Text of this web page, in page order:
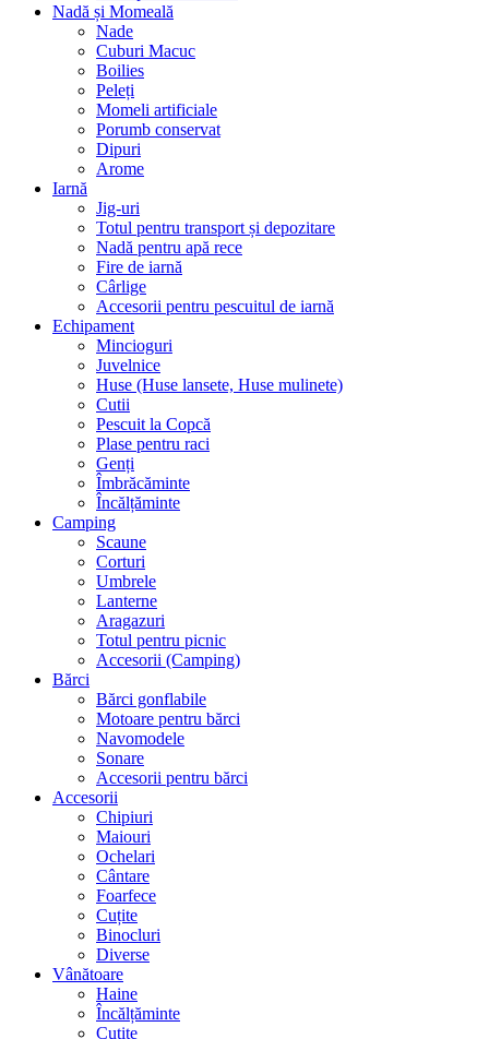
Nadă și Momeală
Nade
Cuburi Macuc
Boilies
Peleți
Momeli artificiale
Porumb conservat
Dipuri
Arome
Iarnă
Jig-uri
Totul pentru transport și depozitare
Nadă pentru apă rece
Fire de iarnă
Cârlige
Accesorii pentru pescuitul de iarnă
Echipament
Mincioguri
Juvelnice
Huse (Huse lansete, Huse mulinete)
Cutii
Pescuit la Copcă
Plase pentru raci
Genți
Îmbrăcăminte
Încălțăminte
Camping
Scaune
Corturi
Umbrele
Lanterne
Aragazuri
Totul pentru picnic
Accesorii (Camping)
Bărci
Bărci gonflabile
Motoare pentru bărci
Navomodele
Sonare
Accesorii pentru bărci
Accesorii
Chipiuri
Maiouri
Ochelari
Cântare
Foarfece
Cuțite
Binocluri
Diverse
Vânătoare
Haine
Încălțăminte
Cuțite